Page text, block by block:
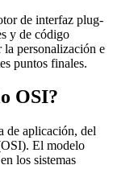
de interfaz plug-
y de código
personalización e
puntos finales.
OSI?
de aplicación, del
El modelo
los sistemas